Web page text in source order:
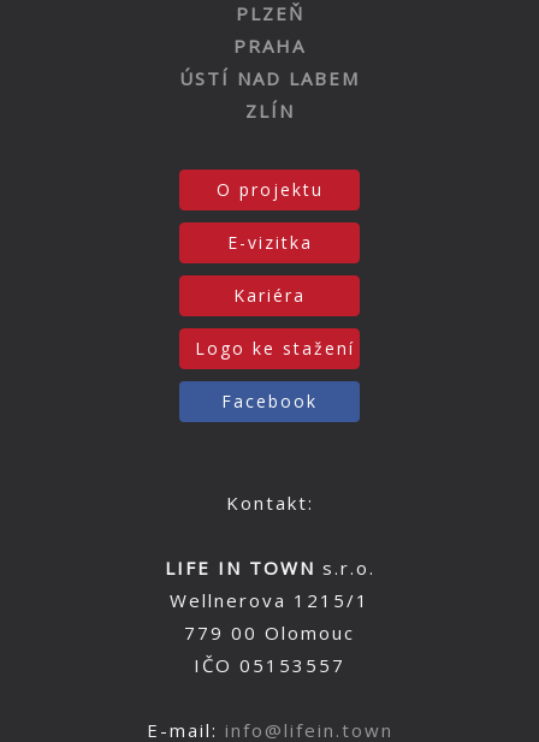
PLZEŇ
PRAHA
ÚSTÍ NAD LABEM
ZLÍN
O projektu
E-vizitka
Kariéra
Logo ke stažení
Facebook
Kontakt:
LIFE IN TOWN s.r.o.
Wellnerova 1215/1
779 00 Olomouc
IČO 05153557
E-mail: info@lifein.town